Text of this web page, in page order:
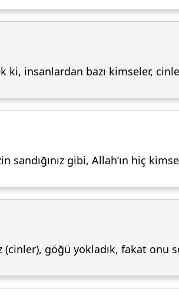
ki, insanlardan bazı kimseler,
sandığınız gibi, Allah’ın hiç
(cinler), göğü yokladık, fakat